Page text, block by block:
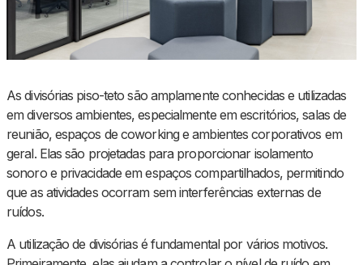
As divisórias piso-teto são amplamente conhecidas e utilizadas
em diversos ambientes, especialmente em escritórios, salas de
reunião, espaços de coworking e ambientes corporativos em
geral. Elas são projetadas para proporcionar isolamento
sonoro e privacidade em espaços compartilhados, permitindo
que as atividades ocorram sem interferências externas de
ruídos.
A utilização de divisórias é fundamental por vários motivos.